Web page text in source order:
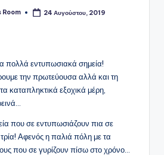
Room 24 Αυγούστου, 2019
πολλά εντυπωσιακά σημεία!
την πρωτεύουσα αλλά και τη
καταπληκτικά εξοχικά μέρη,
που σε εντυπωσιάζουν πια σε
Αφενός η παλιά πόλη με τα
που σε γυρίζουν πίσω στο χρόνο…